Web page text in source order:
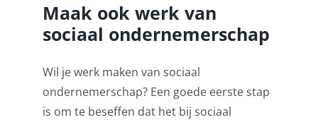
Maak ook werk van
sociaal ondernemerschap
Wil je werk maken van sociaal
ondernemerschap? Een goede eerste stap
is om te beseffen dat het bij sociaal